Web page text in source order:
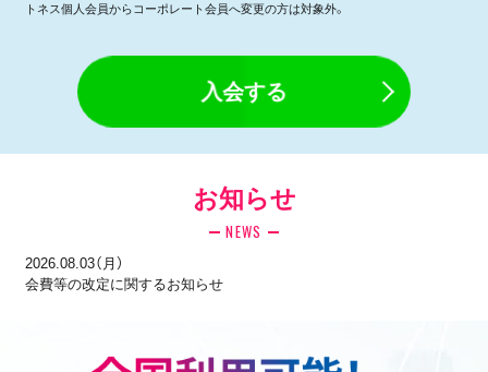
トネス個人会員からコーポレート会員へ変更の方は対象外。
入会する
お知らせ
NEWS
2026.08.03（月）
会費等の改定に関するお知らせ